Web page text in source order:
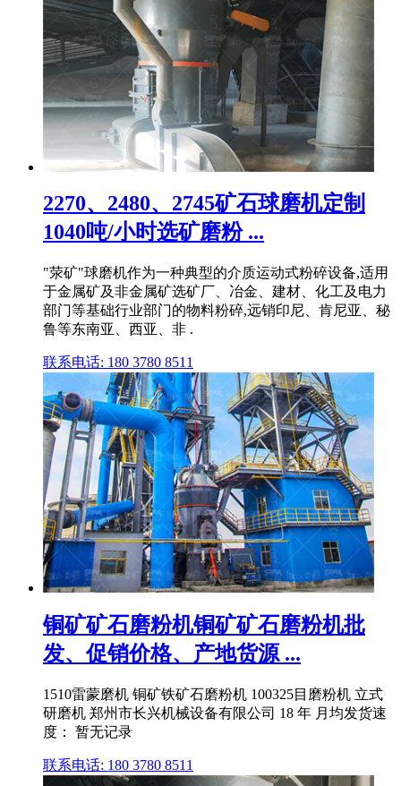
2270、2480、2745矿石球磨机定制
1040吨/小时选矿磨粉 ...
"荥矿"球磨机作为一种典型的介质运动式粉碎设备,适用
于金属矿及非金属矿选矿厂、冶金、建材、化工及电力
部门等基础行业部门的物料粉碎,远销印尼、肯尼亚、秘
鲁等东南亚、西亚、非 .
联系电话: 180 3780 8511
铜矿矿石磨粉机铜矿矿石磨粉机批
发、促销价格、产地货源 ...
1510雷蒙磨机 铜矿铁矿石磨粉机 100325目磨粉机 立式
研磨机 郑州市长兴机械设备有限公司 18 年 月均发货速
度： 暂无记录
联系电话: 180 3780 8511